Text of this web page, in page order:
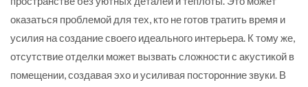
оказаться проблемой для тех, кто не готов тратить время и
усилия на создание своего идеального интерьера. К тому же,
отсутствие отделки может вызвать сложности с акустикой в
помещении, создавая эхо и усиливая посторонние звуки. В